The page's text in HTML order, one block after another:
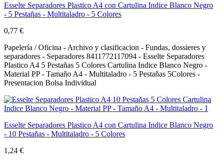
Esselte Separadores Plastico A4 con Cartulina Indice Blanco Negro
- 5 Pestañas - Multitaladro - 5 Colores
0,77 €
Papelería / Oficina - Archivo y clasificacion - Fundas, dossieres y
separadores - Separadores 8411772117094 - Esselte Separadores
Plastico A4 5 Pestañas 5 Colores Cartulina Indice Blanco Negro -
Material PP - Tamaño A4 - Multitaladro - 5 Pestañas 5Colores -
Presentacion Bolsa Individual
Esselte Separadores Plastico A4 con Cartulina Indice Blanco Negro
- 10 Pestañas - Multitaladro - 5 Colores
1,24 €